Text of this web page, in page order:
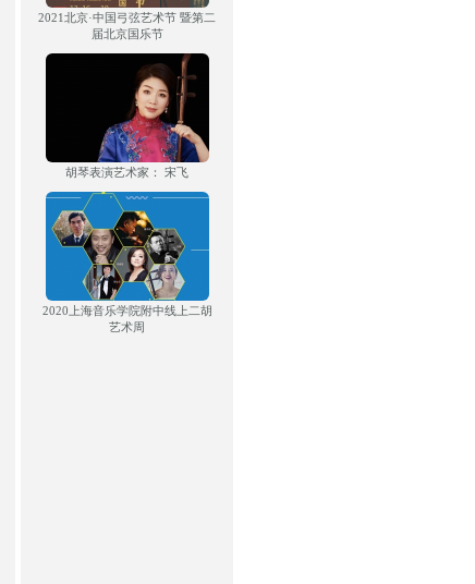
2021北京·中国弓弦艺术节 暨第二
届北京国乐节
胡琴表演艺术家： 宋飞
2020上海音乐学院附中线上二胡
艺术周